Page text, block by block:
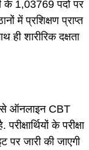
के 1,03769 पदों पर
में प्रशिक्षण प्राप्त
ही शारीरिक दक्षता
से ऑनलाइन CBT
के परीक्षा
पर जारी की जाएगी